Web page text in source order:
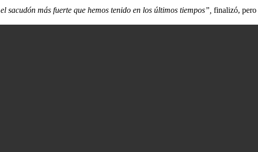
sacudón más fuerte que hemos tenido en los últimos tiempos”, finalizó, pero